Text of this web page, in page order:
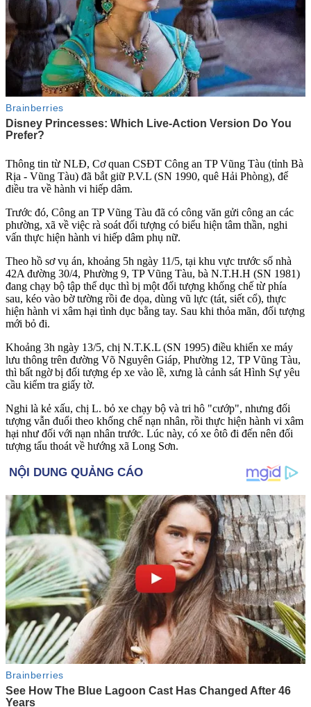
Thông tin từ NLĐ, Cơ quan CSĐT Công an TP Vũng Tàu (tỉnh Bà
Rịa - Vũng Tàu) đã bắt giữ P.V.L (SN 1990, quê Hải Phòng), để
điều tra về hành vi hiế‌ּp dâ‌ּm.
Trước đó, Công an TP Vũng Tàu đã có công văn gửi công an các
phường, xã về việc rà soát đối tượng có biểu hiện tâm thần, nghi
vấn thực hiện hành vi hiế‌ּp dâ‌ּm phụ nữ.
Theo hồ sơ vụ án, khoảng 5h ngày 11/5, tại khu vực trước số nhà
42A đường 30/4, Phường 9, TP Vũng Tàu, bà N.T.H.H (SN 1981)
đang chạy bộ tập thể dục thì bị một đối tượng khống chế từ phía
sau, kéo vào bờ tường rồi đe dọa, dùng vũ lực (tát, siế‌t c‌ổ), thực
hiện hành vi xâ‌ּm hạ‌ּi tìn‌ּh dụ‌ּc bằng tay. Sau khi thỏ‌a mã‌n, đối tượng
mới bỏ đi.
Khoảng 3h ngày 13/5, chị N.T.K.L (SN 1995) điều khiển xe máy
lưu thông trên đường Võ Nguyên Giáp, Phường 12, TP Vũng Tàu,
thì bất ngờ bị đối tượng ép xe vào lề, xưng là cảnh sát Hình Sự yêu
cầu kiểm tra giấy tờ.
Nghi là kẻ xấu, chị L. bỏ xe chạy bộ và tri hô "cướp", nhưng đối
tượng vẫn đuổi theo khống chế nạn nhân, rồi thực hiện hành vi xâ‌ּm
hạ‌ּi như đối với nạn nhân trước. Lúc này, có xe ôtô đi đến nên đối
tượng tẩu thoát về hướng xã Long Sơn.